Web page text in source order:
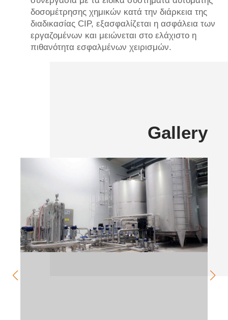
δοσομέτρησης χημικών κατά την διάρκεια της
διαδικασίας CIP, εξασφαλίζεται η ασφάλεια των
εργαζομένων και μειώνεται στο ελάχιστο η
πιθανότητα εσφαλμένων χειρισμών.
Gallery